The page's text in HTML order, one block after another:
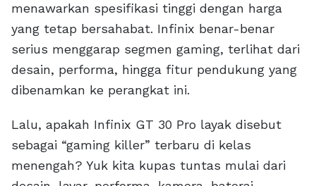
menawarkan spesifikasi tinggi dengan harga
yang tetap bersahabat. Infinix benar-benar
serius menggarap segmen gaming, terlihat dari
desain, performa, hingga fitur pendukung yang
dibenamkan ke perangkat ini.
Lalu, apakah Infinix GT 30 Pro layak disebut
sebagai “gaming killer” terbaru di kelas
menengah? Yuk kita kupas tuntas mulai dari